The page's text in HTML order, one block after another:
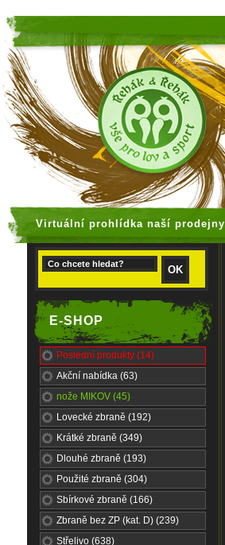
Virtuální prohlídka naší prodejny
E-SHOP
Poslední produkty (14)
Akční nabídka (63)
nože MIKOV (45)
Lovecké zbraně (192)
Krátké zbraně (349)
Dlouhé zbraně (193)
Použité zbraně (304)
Sbírkové zbraně (166)
Zbraně bez ZP (kat. D) (239)
Střelivo (638)